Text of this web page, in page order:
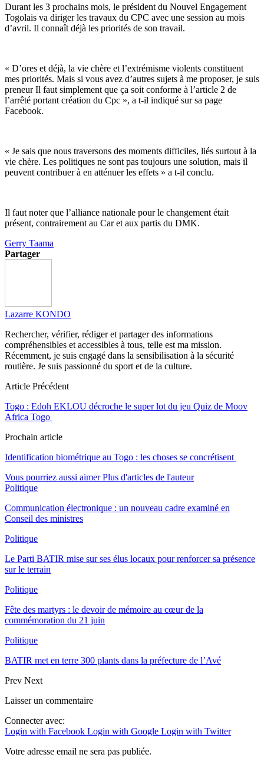
Durant les 3 prochains mois, le président du Nouvel Engagement
Togolais va diriger les travaux du CPC avec une session au mois
d’avril. Il connaît déjà les priorités de son travail.
« D’ores et déjà, la vie chère et l’extrémisme violents constituent
mes priorités. Mais si vous avez d’autres sujets à me proposer, je suis
preneur Il faut simplement que ça soit conforme à l’article 2 de
l’arrêté portant création du Cpc », a t-il indiqué sur sa page
Facebook.
« Je sais que nous traversons des moments difficiles, liés surtout à la
vie chère. Les politiques ne sont pas toujours une solution, mais il
peuvent contribuer à en atténuer les effets » a t-il conclu.
Il faut noter que l’alliance nationale pour le changement était
présent, contrairement au Car et aux partis du DMK.
Gerry Taama
Partager
Lazarre KONDO
Rechercher, vérifier, rédiger et partager des informations
compréhensibles et accessibles à tous, telle est ma mission.
Récemment, je suis engagé dans la sensibilisation à la sécurité
routière. Je suis passionné du sport et de la culture.
Article Précédent
Togo : Edoh EKLOU décroche le super lot du jeu Quiz de Moov
Africa Togo
Prochain article
Identification biométrique au Togo : les choses se concrétisent
Vous pourriez aussi aimer Plus d'articles de l'auteur
Politique
Communication électronique : un nouveau cadre examiné en
Conseil des ministres
Politique
Le Parti BATIR mise sur ses élus locaux pour renforcer sa présence
sur le terrain
Politique
Fête des martyrs : le devoir de mémoire au cœur de la
commémoration du 21 juin
Politique
BATIR met en terre 300 plants dans la préfecture de l’Avé
Prev Next
Laisser un commentaire
Connecter avec:
Login with Facebook Login with Google Login with Twitter
Votre adresse email ne sera pas publiée.